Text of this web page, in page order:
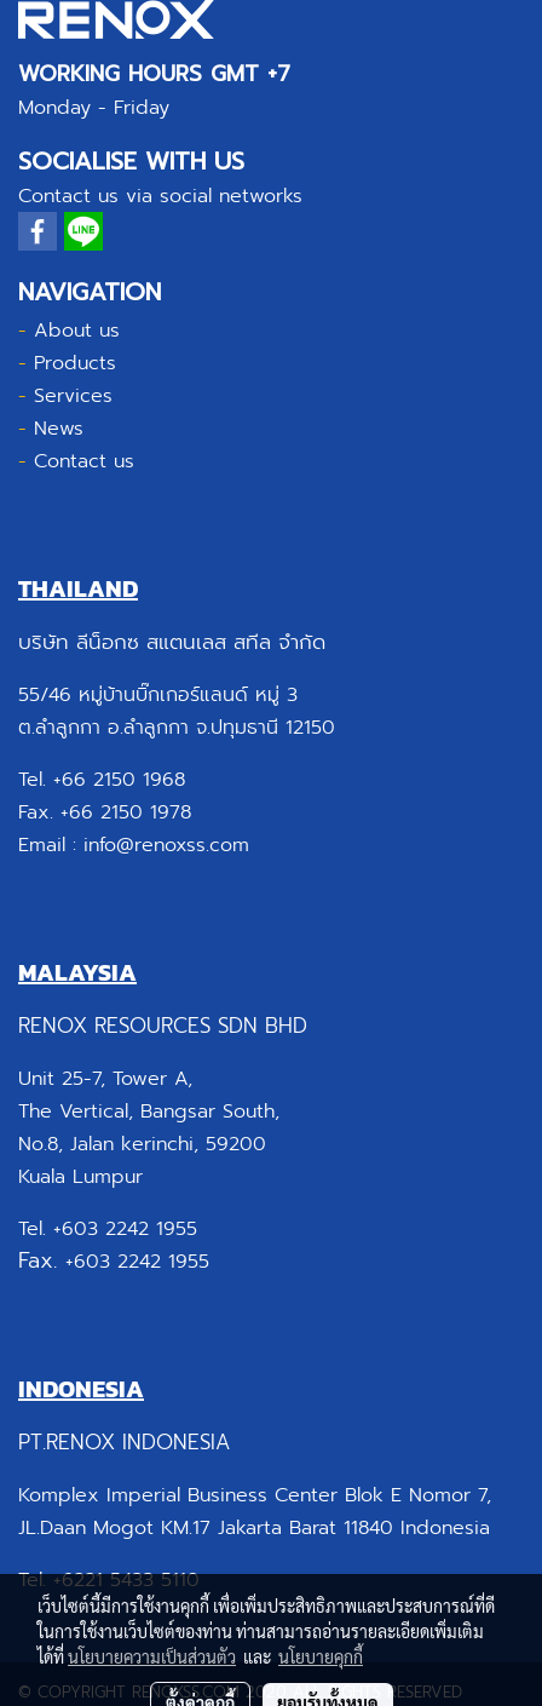
WORKING HOURS GMT +7
Monday - Friday
SOCIALISE WITH US
Contact us via social networks
NAVIGATION
- About us
- Products
- Services
- News
- Contact us
THAILAND
บริษัท ลีน็อกซ สแตนเลส สทีล จำกัด
55/46 หมู่บ้านบิ๊กเกอร์แลนด์ หมู่ 3
ต.ลำลูกกา อ.ลำลูกกา จ.ปทุมธานี 12150
Tel. +66 2150 1968
Fax. +66 2150 1978
Email : info@renoxss.com
MALAYSIA
RENOX RESOURCES SDN BHD
Unit 25-7, Tower A,
The Vertical, Bangsar South,
No.8, Jalan kerinchi, 59200
Kuala Lumpur
Tel. +603 2242 1955
Fax. +603 2242 1955
INDONESIA
PT.RENOX INDONESIA
Komplex Imperial Business Center Blok E Nomor 7,
JL.Daan Mogot KM.17 Jakarta Barat 11840 Indonesia
Tel. +6221 5433 5110
© COPYRIGHT RENOXSS.COM 2020 ALL RIGHTS RESERVED
เว็บไซต์นี้มีการใช้งานคุกกี้ เพื่อเพิ่มประสิทธิภาพและประสบการณ์ที่ดี
ในการใช้งานเว็บไซต์ของท่าน ท่านสามารถอ่านรายละเอียดเพิ่มเติม
ได้ที่นโยบายความเป็นส่วนตัว และ นโยบายคุกกี้